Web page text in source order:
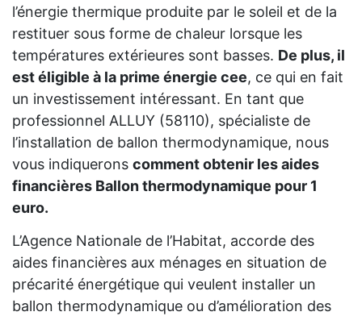
l’énergie thermique produite par le soleil et de la
restituer sous forme de chaleur lorsque les
températures extérieures sont basses. De plus, il
est éligible à la prime énergie cee, ce qui en fait
un investissement intéressant. En tant que
professionnel ALLUY (58110), spécialiste de
l’installation de ballon thermodynamique, nous
vous indiquerons comment obtenir les aides
financières Ballon thermodynamique pour 1
euro.
L’Agence Nationale de l’Habitat, accorde des
aides financières aux ménages en situation de
précarité énergétique qui veulent installer un
ballon thermodynamique ou d’amélioration des